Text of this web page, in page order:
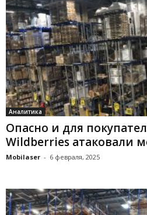
Аналитика
Опасно и для
Wildberries атаковали
Mobilaser - 6 февраля, 2025